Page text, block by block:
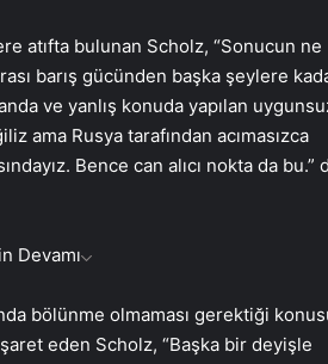
atıfta bulunan Scholz, “Sonucun ne
barış gücünden başka şeylere
ve yanlış konuda yapılan
ama Rusya tarafından acımasızca
Bence can alıcı nokta da bu.”
Devamı
bölünme olmaması gerektiği
eden Scholz, “Başka bir deyişle